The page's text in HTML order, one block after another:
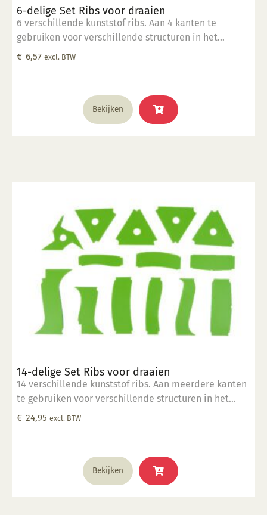
6-delige Set Ribs voor draaien
6 verschillende kunststof ribs. Aan 4 kanten te
gebruiken voor verschillende structuren in het
draaiwerk.
€ 6,57 excl. BTW
Bekijken
14-delige Set Ribs voor draaien
14 verschillende kunststof ribs. Aan meerdere kanten
te gebruiken voor verschillende structuren in het
draaiwerk.
€ 24,95 excl. BTW
Bekijken